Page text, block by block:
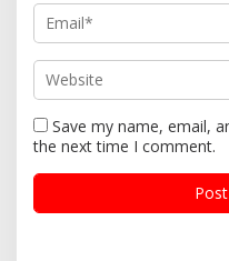
Save my name, email,
the next time I comment.